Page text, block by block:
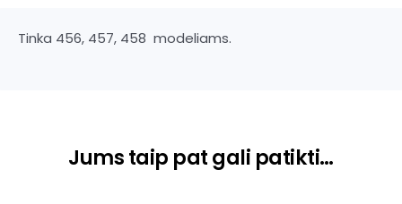
Tinka 456, 457, 458 modeliams.
Jums taip pat gali patikti…